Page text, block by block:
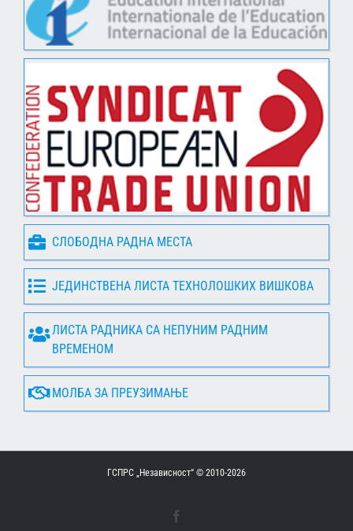
СЛОБОДНА РАДНА МЕСТА
ЈЕДИНСТВЕНА ЛИСТА ТЕХНОЛОШКИХ ВИШКОВА
ЛИСТА РАДНИКА СА НЕПУНИМ РАДНИМ
ВРЕМЕНОМ
МОЛБА ЗА ПРЕУЗИМАЊЕ
ГСПРС „Независност“ © 2010-2026